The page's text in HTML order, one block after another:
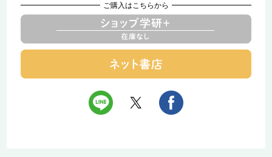
ご購入はこちらから